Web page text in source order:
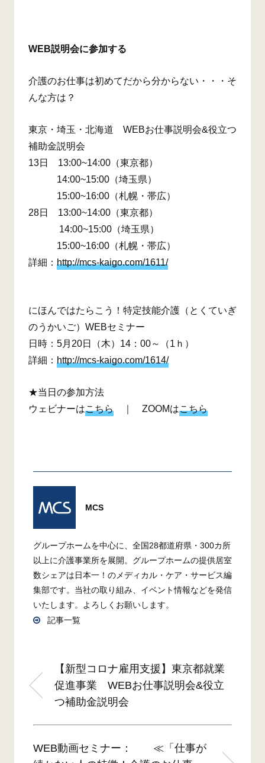
WEB説明会に参加する
介護のお仕事は初めてだから分からない・・・そ
んな方は？
東京・埼玉・北海道 WEBお仕事説明会&役立つ
補助金説明会
13日 13:00~14:00（東京都）
14:00~15:00（埼玉県）
15:00~16:00（札幌・帯広）
28日 13:00~14:00（東京都）
14:00~15:00（埼玉県）
15:00~16:00（札幌・帯広）
詳細： http://mcs-kaigo.com/1611/
にほんではたらこう！特定技能介護（とくていぎ
のうかいご）WEBセミナー
日時：5月20日（木）14：00～（1ｈ）
詳細： http://mcs-kaigo.com/1614/
★当日の参加方法
ウェビナーはこちら ｜ ZOOMはこちら
MCS
グループホームを中心に、全国28都道府県・300カ所
以上に介護事業所を展開。グループホームの提供居室
数シェアは日本一！のメディカル・ケア・サービス編
集部です。当社の取り組み、イベント情報などを発信
いたします。よろしくお願いします。
記事一覧
【新型コロナ雇用支援】東京都就業
促進事業 WEBお仕事説明会&役立
つ補助金説明会
WEB動画セミナー： ≪「仕事が